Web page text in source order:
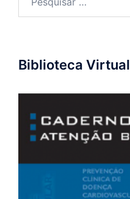
por:
Biblioteca Virtual